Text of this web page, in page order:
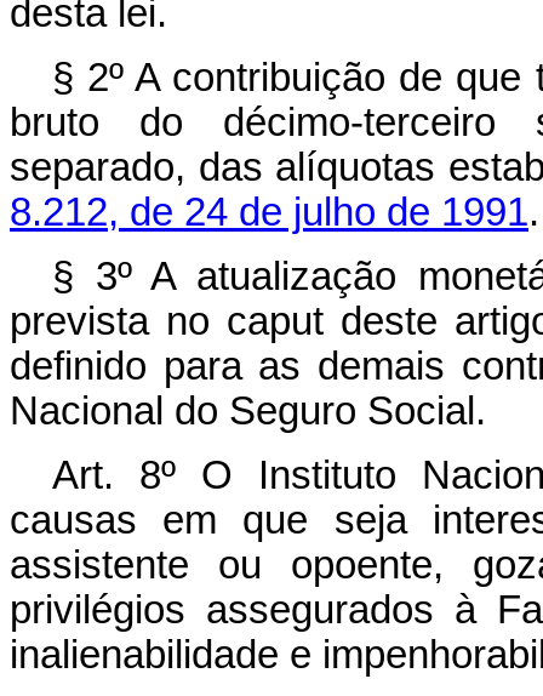
desta lei.
§ 2º A contribuição de
bruto do décimo-terceiro
separado, das alíquotas
8.212, de 24 de julho de 1991.
§ 3º A atualização
prevista no caput deste
definido para as demais
Nacional do Seguro Social.
Art. 8º O Instituto
causas em que seja
assistente ou opoente,
privilégios assegurados à
inalienabilidade e